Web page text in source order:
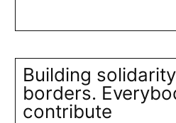
Building
borders.
contribute